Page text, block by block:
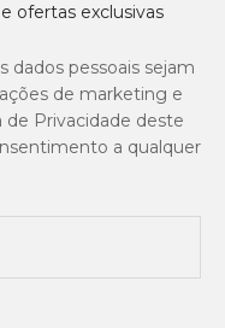
ofertas exclusivas
pessoais sejam
de marketing e
Privacidade deste
a qualquer